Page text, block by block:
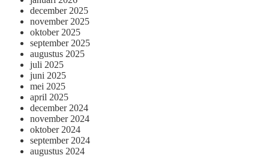
december 2025
november 2025
oktober 2025
september 2025
augustus 2025
juli 2025
juni 2025
mei 2025
april 2025
december 2024
november 2024
oktober 2024
september 2024
augustus 2024